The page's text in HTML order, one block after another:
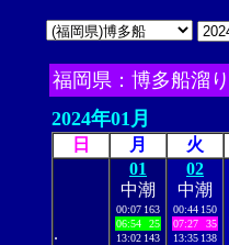
福岡県：博多船溜り
2024年01月
日 月 火
.
01
中潮
00:07 163
06:54
25
13:02 143
02
中潮
00:44 150
07:27
35
13:35 138